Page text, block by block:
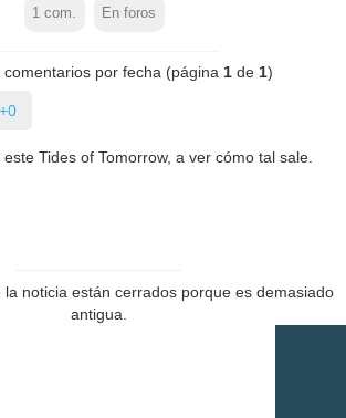
1 com. En foros
comentarios por fecha (página 1de 1)
+0
Tides of Tomorrow, a ver cómo tal sale.
la noticia están cerrados porque es demasiado
antigua.